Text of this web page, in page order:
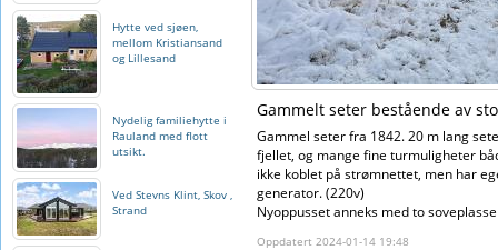
Hytte ved sjøen,
mellom Kristiansand
og Lillesand
Nydelig familiehytte i
Rauland med flott
utsikt.
Ved Stevns Klint, Skov ,
Strand
Gammelt seter bestående av
Gammel seter fra 1842. 20 m lang
fjellet, og mange fine turmuligheter
ikke koblet på strømnettet, men har
generator. (220v)
Nyoppusset anneks med to
Oppdatert 2024-01-14 19:48